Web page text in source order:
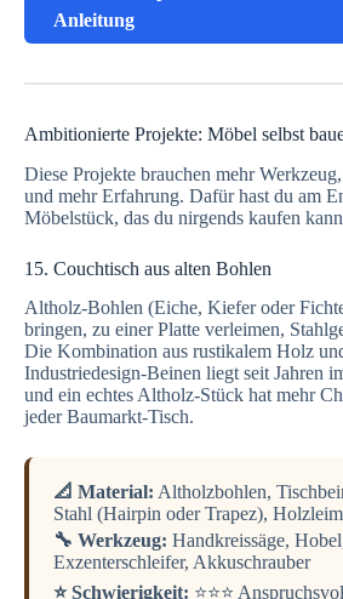
Anleitung
Ambitionierte Projekte: Möbel selbst
Diese Projekte brauchen mehr
und mehr Erfahrung. Dafür hast du am
Möbelstück, das du nirgends kaufen
15. Couchtisch aus alten Bohlen
Altholz-Bohlen (Eiche, Kiefer oder
bringen, zu einer Platte verleimen,
Die Kombination aus rustikalem Holz
Industriedesign-Beinen liegt seit Jahren
und ein echtes Altholz-Stück hat mehr
jeder Baumarkt-Tisch.
📐 Material: Altholzbohlen,
Stahl (Hairpin oder Trapez),
🔧 Werkzeug: Handkreissäge,
Exzenterschleifer, Akkuschrauber
⭐ Schwierigkeit: ⭐⭐⭐